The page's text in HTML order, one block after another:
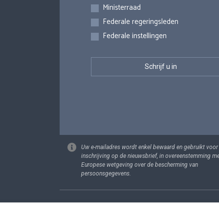
Inschrijvingen
Ministerraad
Federale regeringsleden
Federale instellingen
Uw e-mailadres wordt enkel bewaard en gebruikt voor
inschrijving op de nieuwsbrief, in overeenstemming
Europese wetgeving over de bescherming van
persoonsgegevens.
Footer